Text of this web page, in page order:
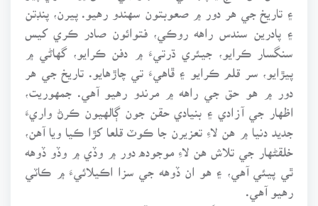
۽ تاريخ جي هر دور ۾ صعوبتون سهندو رهيو. پيرن، پنڊتن
۽ پادرين سندس راهه روڪي، فتوائون صادر ڪري کيس
سنگسار ڪرايو، جيئري ڌرتيءَ ۾ دفن ڪرايو، گهاڻي ۾
پيڙايو، سر قلم ڪرايو ۽ ڦاهيءَ تي چاڙهايو. تاريخ جي هر
دور ۾ هو حق جي راهه ۾ مرندو رهيو آهي. جمهوريت،
اظهار جي آزادي ۽ بنيادي حقن جون ڳالهيون ڪرڻ واريءَ
جديد دنيا ۾ هن لاءِ تعزيرن جا ڪوٽ قلعا کڙا ڪيا ويا آهن،
خلقڻهار جي تلاش هن لاءِ موجوده دور ۾ وڏي ۾ وڏو ڏوهه
ٿي پيئي آهي، ۽ هو ان ڏوهه جي سزا اڪيلائيءَ ۾ ڪاٽي
رهيو آهي.